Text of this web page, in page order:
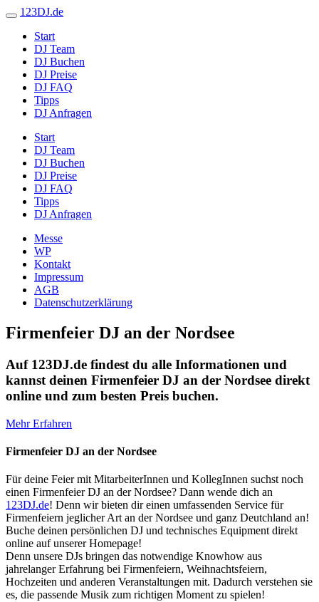
123DJ.de
Start
DJ Team
DJ Buchen
DJ Preise
DJ FAQ
Tipps
DJ Anfragen
Start
DJ Team
DJ Buchen
DJ Preise
DJ FAQ
Tipps
DJ Anfragen
Messe
WP
Kontakt
Impressum
AGB
Datenschutzerklärung
Firmenfeier DJ an der Nordsee
Auf 123DJ.de findest du alle Informationen und
kannst deinen Firmenfeier DJ an der Nordsee direkt
online und zum besten Preis buchen.
Mehr Erfahren
Firmenfeier DJ an der Nordsee
Für deine Feier mit MitarbeiterInnen und KollegInnen suchst noch
einen Firmenfeier DJ an der Nordsee? Dann wende dich an
123DJ.de! Denn wir bieten dir einen umfassenden Service für
Firmenfeiern jeglicher Art an der Nordsee und ganz Deutchland an!
Buche deinen persönlichen DJ und technisches Equipment direkt
online auf unserer Homepage!
Denn unsere DJs bringen das notwendige Knowhow aus
jahrelanger Erfahrung bei Firmenfeiern, Weihnachtsfeiern,
Hochzeiten und anderen Veranstaltungen mit. Dadurch verstehen sie
es, die passende Musik zum richtigen Moment zu spielen!